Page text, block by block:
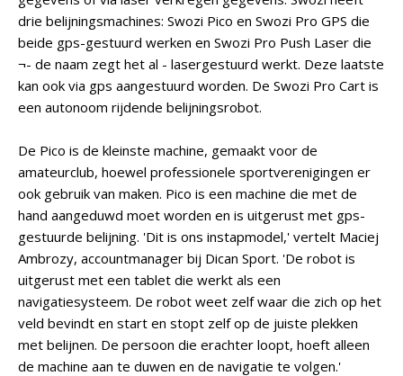
drie belijningsmachines: Swozi Pico en Swozi Pro GPS die
beide gps-gestuurd werken en Swozi Pro Push Laser die
¬- de naam zegt het al - lasergestuurd werkt. Deze laatste
kan ook via gps aangestuurd worden. De Swozi Pro Cart is
een autonoom rijdende belijningsrobot.
De Pico is de kleinste machine, gemaakt voor de
amateurclub, hoewel professionele sportverenigingen er
ook gebruik van maken. Pico is een machine die met de
hand aangeduwd moet worden en is uitgerust met gps-
gestuurde belijning. 'Dit is ons instapmodel,' vertelt Maciej
Ambrozy, accountmanager bij Dican Sport. 'De robot is
uitgerust met een tablet die werkt als een
navigatiesysteem. De robot weet zelf waar die zich op het
veld bevindt en start en stopt zelf op de juiste plekken
met belijnen. De persoon die erachter loopt, hoeft alleen
de machine aan te duwen en de navigatie te volgen.'